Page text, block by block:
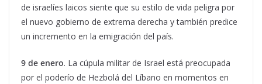
de israelíes laicos siente que su estilo de vida peligra por
el nuevo gobierno de extrema derecha y también predice
un incremento en la emigración del país.
9 de enero. La cúpula militar de Israel está preocupada
por el poderío de Hezbolá del Líbano en momentos en